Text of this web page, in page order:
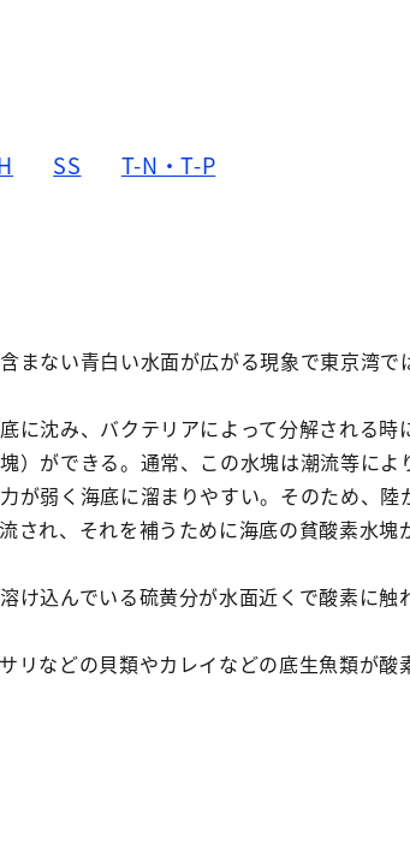
SS T-N・T-P
まない青白い水面が広がる現象で東京湾で
に沈み、バクテリアによって分解される時
）ができる。通常、この水塊は潮流等によ
が弱く海底に溜まりやすい。そのため、陸
され、それを補うために海底の貧酸素水塊
け込んでいる硫黄分が水面近くで酸素に触
リなどの貝類やカレイなどの底生魚類が酸